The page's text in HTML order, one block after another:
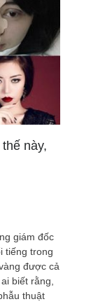
này,
giám đốc
tiếng trong
được cả
biết rằng,
thuật